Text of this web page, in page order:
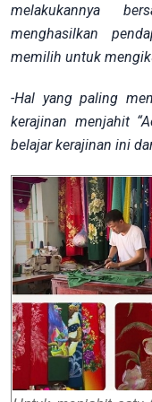
melakukannya
menghasilkan
memilih untuk
-Hal yang paling
kerajinan menjahit
belajar kerajinan ini